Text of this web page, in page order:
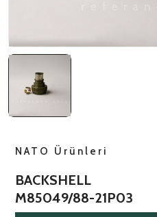
NATO Ürünleri
BACKSHELL
M85049/88-21P03